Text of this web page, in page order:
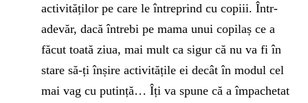
activităților pe care le întreprind cu copiii. Într-
adevăr, dacă întrebi pe mama unui copilaș ce a
făcut toată ziua, mai mult ca sigur că nu va fi în
stare să-ți înșire activitățile ei decât în modul cel
mai vag cu putință… Îți va spune că a împachetat